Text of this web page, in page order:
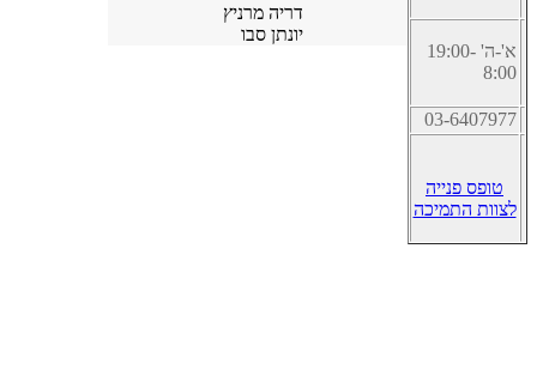
א'-ה' 19:00-
8:00
03-6407977
טופס פנייה
לצוות התמיכה
דריה מרניץ
יונתן סבו